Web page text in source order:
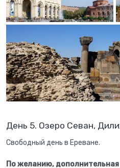
День 5. Озеро Севан,
Свободный день в Ереване.
По желанию, дополнительная